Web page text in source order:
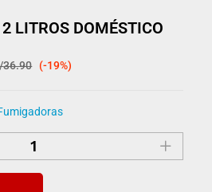
LITROS DOMÉSTICO
36.90 (-19%)